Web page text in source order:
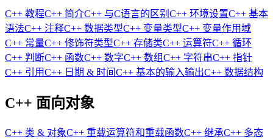
C++ 教程C++ 简介C++ 与C语言的区别 C++ 环境设置C++ 基本
语法C++ 注释C++ 数据类型C++ 变量类型C++ 变量作用域
C++ 常量C++ 修饰符类型C++ 存储类C++ 运算符C++ 循环
C++ 判断C++ 函数C++ 数字C++ 数组C++ 字符串C++ 指针
C++ 引用C++ 日期 & 时间C++ 基本的输入输出C++ 数据结构
C++ 面向对象
C++ 类 & 对象C++ 重载运算符和重载函数C++ 继承C++ 多态